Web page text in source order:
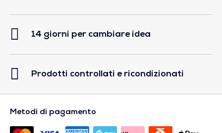
14 giorni per cambiare idea
Prodotti controllati e ricondizionati
Metodi di pagamento